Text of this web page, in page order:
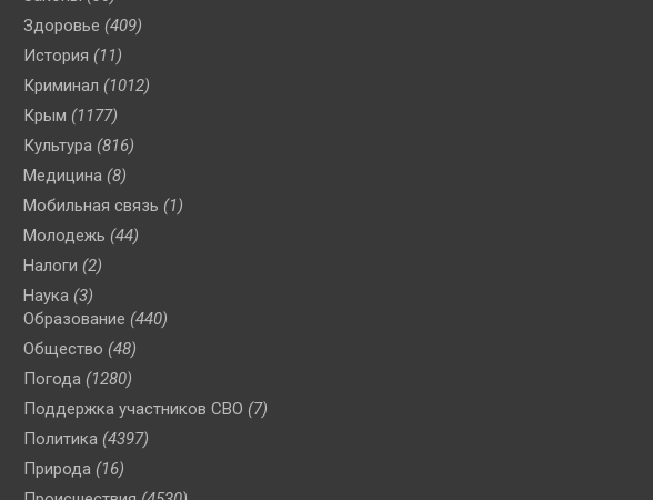
Здоровье (409)
История (11)
Криминал (1012)
Крым (1177)
Культура (816)
Медицина (8)
Мобильная связь (1)
Молодежь (44)
Налоги (2)
Наука (3)
Образование (440)
Общество (48)
Погода (1280)
Поддержка участников СВО (7)
Политика (4397)
Природа (16)